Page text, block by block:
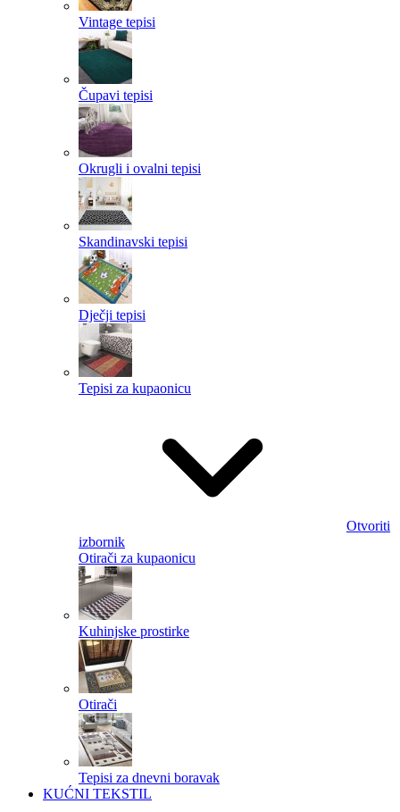
Vintage tepisi
Čupavi tepisi
Okrugli i ovalni tepisi
Skandinavski tepisi
Dječji tepisi
Tepisi za kupaonicu
Otvoriti
izbornik
Otirači za kupaonicu
Kuhinjske prostirke
Otirači
Tepisi za dnevni boravak
KUĆNI TEKSTIL